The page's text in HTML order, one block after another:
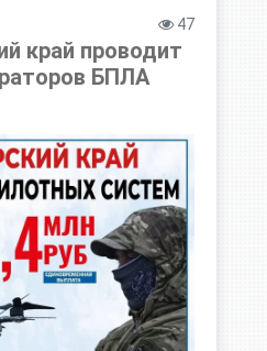
47
край проводит
БПЛА